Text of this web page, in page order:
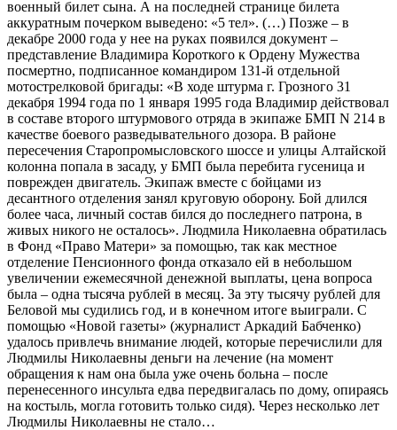
военный билет сына. А на последней странице билета
аккуратным почерком выведено: «5 тел». (…) Позже – в
декабре 2000 года у нее на руках появился документ –
представление Владимира Короткого к Ордену Мужества
посмертно, подписанное командиром 131-й отдельной
мотострелковой бригады: «В ходе штурма г. Грозного 31
декабря 1994 года по 1 января 1995 года Владимир действовал
в составе второго штурмового отряда в экипаже БМП N 214 в
качестве боевого разведывательного дозора. В районе
пересечения Старопромысловского шоссе и улицы Алтайской
колонна попала в засаду, у БМП была перебита гусеница и
поврежден двигатель. Экипаж вместе с бойцами из
десантного отделения занял круговую оборону. Бой длился
более часа, личный состав бился до последнего патрона, в
живых никого не осталось». Людмила Николаевна обратилась
в Фонд «Право Матери» за помощью, так как местное
отделение Пенсионного фонда отказало ей в небольшом
увеличении ежемесячной денежной выплаты, цена вопроса
была – одна тысяча рублей в месяц. За эту тысячу рублей для
Беловой мы судились год, и в конечном итоге выиграли. С
помощью «Новой газеты» (журналист Аркадий Бабченко)
удалось привлечь внимание людей, которые перечислили для
Людмилы Николаевны деньги на лечение (на момент
обращения к нам она была уже очень больна – после
перенесенного инсульта едва передвигалась по дому, опираясь
на костыль, могла готовить только сидя). Через несколько лет
Людмилы Николаевны не стало…